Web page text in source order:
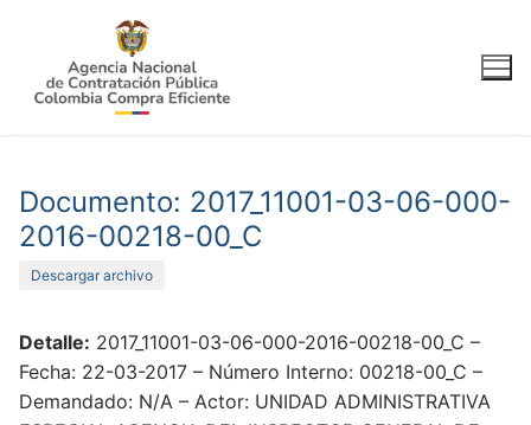
contenido
Documento: 2017_11001-03-06-000-
2016-00218-00_C
Descargar archivo
Detalle: 2017_11001-03-06-000-2016-00218-00_C –
Fecha: 22-03-2017 – Número Interno: 00218-00_C –
Demandado: N/A – Actor: UNIDAD ADMINISTRATIVA